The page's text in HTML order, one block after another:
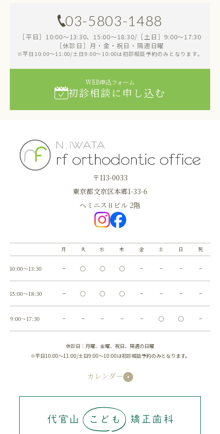
03-5803-1488
［平日］10:00～13:30、15:00～18:30/［土日］9:00～17:30
［休診日］月・金・祝日・隔週日曜
※平日10:00～11:00/土日9:00～10:00は初診相談予約のみとなります。
WEB申込フォーム
初診相談に申し込む
〒113-0033
東京都文京区本郷1-33-6
へミニスⅡビル 2階
月 火 水 木 金 土 日 祝
10:00～13:30 − ◯ ◯ ◯ − − − −
15:00～18:30 − ◯ ◯ ◯ − − − −
9:00～17:30 − − − − − ◯ ◯ −
休診日：月曜、金曜、祝日、隔週の日曜
※平日10:00～11:00/土日9:00～10:00は初診相談予約のみとなります。
カレンダー